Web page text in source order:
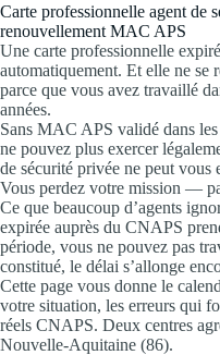
Carte professionnelle agent de
renouvellement MAC APS
Une carte professionnelle
automatiquement. Et elle ne se
parce que vous avez travaillé
années.
Sans MAC APS validé dans
ne pouvez plus exercer
de sécurité privée ne peut
Vous perdez votre mission —
Ce que beaucoup d’agents
expirée auprès du CNAPS
période, vous ne pouvez pas
constitué, le délai s’allonge
Cette page vous donne le
votre situation, les erreurs qui
réels CNAPS. Deux centres
Nouvelle-Aquitaine (86).